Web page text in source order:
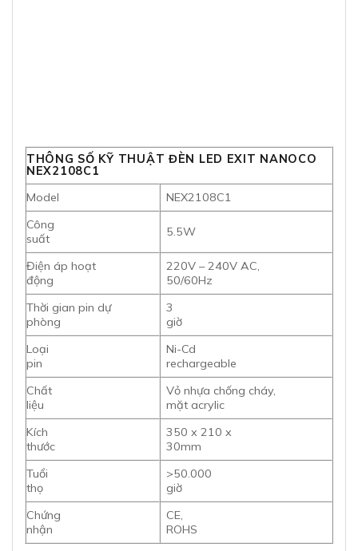
THÔNG SỐ KỸ THUẬT ĐÈN LED EXIT NANOCO
NEX2108C1
Model
NEX2108C1
Công
suất
5.5W
Điện áp hoạt
động
220V – 240V AC,
50/60Hz
Thời gian pin dự
phòng
3
giờ
Loại
pin
Ni-Cd
rechargeable
Chất
liệu
Vỏ nhựa chống cháy,
mặt acrylic
Kích
thước
350 x 210 x
30mm
Tuổi
thọ
>50.000
giờ
Chứng
nhận
CE,
ROHS